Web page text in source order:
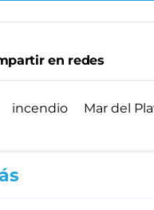
en redes
incendio Mar del